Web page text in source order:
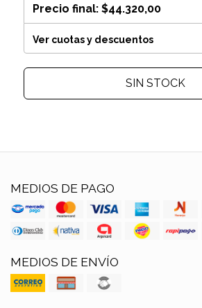
Precio final: $44.320,00
Ver cuotas y descuentos
SIN STOCK
MEDIOS DE PAGO
MEDIOS DE ENVÍO